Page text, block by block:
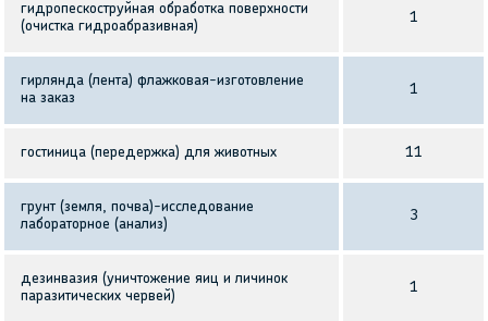
гидропескоструйная обработка поверхности
(очистка гидроабразивная)
1
гирлянда (лента) флажковая-изготовление
на заказ
1
гостиница (передержка) для животных 11
грунт (земля, почва)-исследование
лабораторное (анализ)
3
дезинвазия (уничтожение яиц и личинок
паразитических червей)
1